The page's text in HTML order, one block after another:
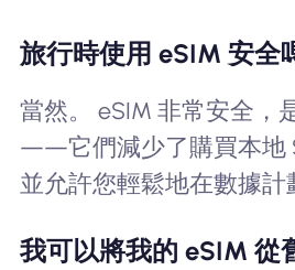
旅行時使用 eSIM 安全
當然。 eSIM 非常安全，
——它們減少了購買本地
並允許您輕鬆地在數據計
我可以將我的 eSIM 從